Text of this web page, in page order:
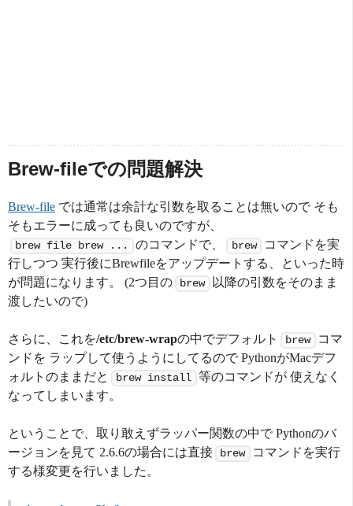
Brew-fileでの問題解決
Brew-file では通常は余計な引数を取ることは無いので そも
そもエラーに成っても良いのですが、
brew file brew ... のコマンドで、 brew
コマンドを実
行しつつ 実行後にBrewfileをアップデートする、といった時
が問題になります。 (2つ目の
brew
以降の引数をそのまま
渡したいので)
さらに、これを/etc/brew-wrapの中でデフォルト brew
コマ
ンドを ラップして使うようにしてるので PythonがMacデフ
ォルトのままだと
brew install 等のコマンドが 使えなく
なってしまいます。
ということで、取り敢えずラッパー関数の中で Pythonのバ
ージョンを見て 2.6.6の場合には直接
brew
コマンドを実行
する様変更を行いました。